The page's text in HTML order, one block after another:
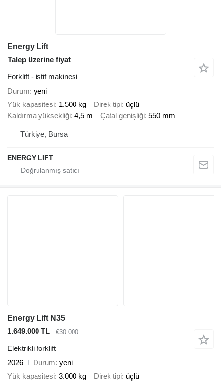
Energy Lift
Talep üzerine fiyat
Forklift - istif makinesi
Durum yeni
Yük kapasitesi 1.500 kg Direk tipi üçlü
Kaldırma yüksekliği 4,5 m Çatal genişliği 550 mm
Türkiye, Bursa
ENERGY LIFT
Energy Lift N35
1.649.000 TL
€30.000
Elektrikli forklift
2026
Durum yeni
Yük kapasitesi 3.000 kg Direk tipi üçlü